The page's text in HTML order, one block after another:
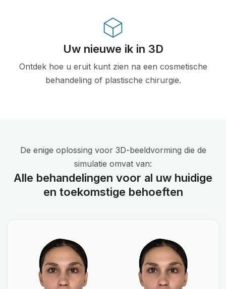
Uw nieuwe ik in 3D
Ontdek hoe u eruit kunt zien na een cosmetische
behandeling of plastische chirurgie.
De enige oplossing voor 3D-beeldvorming die de
simulatie omvat van:
Alle behandelingen voor al uw huidige
en toekomstige behoeften